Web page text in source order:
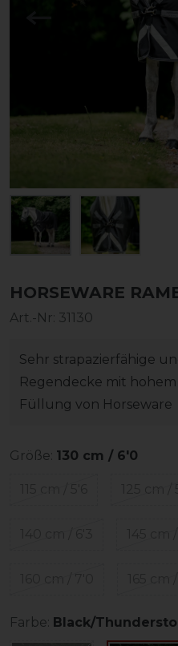
HORSEWARE
Art.-Nr: 31130
Sehr strapazierfähige
Regendecke mit
Füllung von Horseware
Größe: 130 cm / 6'0
Farbe: Black/